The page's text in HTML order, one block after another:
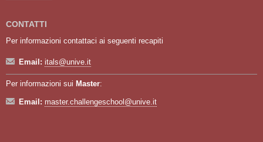
CONTATTI
Per informazioni contattaci ai seguenti recapiti
Email: itals@unive.it
Per informazioni sui Master:
Email: master.challengeschool@unive.it